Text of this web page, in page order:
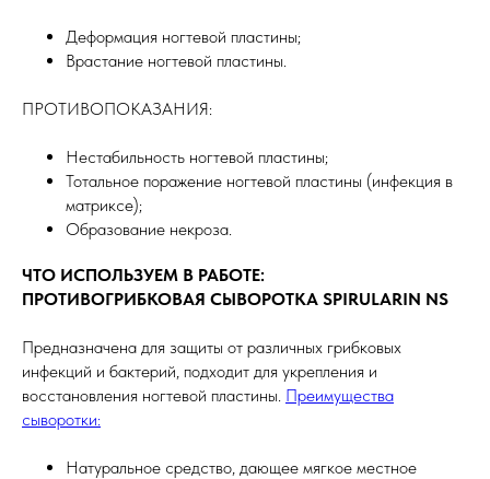
Деформация ногтевой пластины;
Врастание ногтевой пластины.
ПРОТИВОПОКАЗАНИЯ:
Нестабильность ногтевой пластины;
Тотальное поражение ногтевой пластины (инфекция в
матриксе);
Образование некроза.
ЧТО ИСПОЛЬЗУЕМ В РАБОТЕ:
ПРОТИВОГРИБКОВАЯ СЫВОРОТКА SPIRULARIN NS
Предназначена для защиты от различных грибковых
инфекций и бактерий, подходит для укрепления и
восстановления ногтевой пластины. Преимущества
сыворотки:
Натуральное средство, дающее мягкое местное